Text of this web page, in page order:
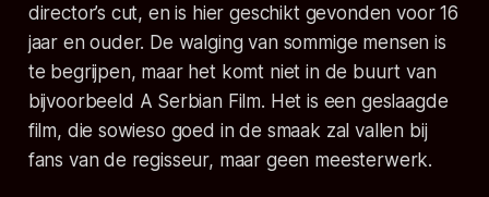
director’s cut, en is hier geschikt gevonden voor 16
jaar en ouder. De walging van sommige mensen is
te begrijpen, maar het komt niet in de buurt van
bijvoorbeeld A Serbian Film. Het is een geslaagde
film, die sowieso goed in de smaak zal vallen bij
fans van de regisseur, maar geen meesterwerk.